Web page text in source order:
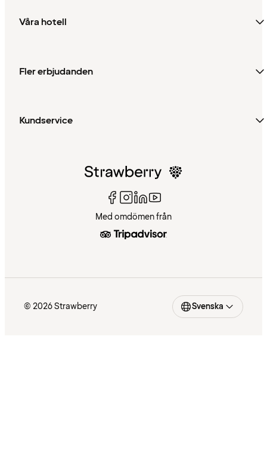
Våra hotell
Fler erbjudanden
Kundservice
Med omdömen från
© 2026 Strawberry Svenska